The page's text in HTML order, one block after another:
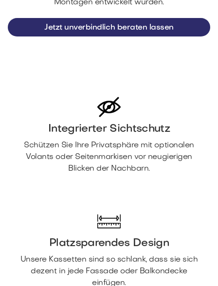
Montagen entwickelt wurden.
Jetzt unverbindlich beraten lassen
Integrierter Sichtschutz
Schützen Sie Ihre Privatsphäre mit optionalen
Volants oder Seitenmarkisen vor neugierigen
Blicken der Nachbarn.
Platzsparendes Design
Unsere Kassetten sind so schlank, dass sie sich
dezent in jede Fassade oder Balkondecke
einfügen.